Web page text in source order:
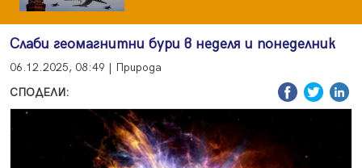
Слаби геомагнитни бури в неделя и понеделник
06.12.2025, 08:49 | Природа
СПОДЕЛИ: